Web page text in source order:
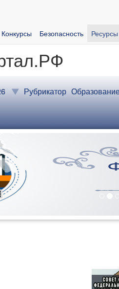
Конкурсы Безопасность Ресурсы
Рубрикатор